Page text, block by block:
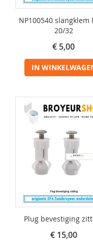
NP100540 slangklem
20/32
€ 5,00
IN
Plug bevestiging
€ 15,00